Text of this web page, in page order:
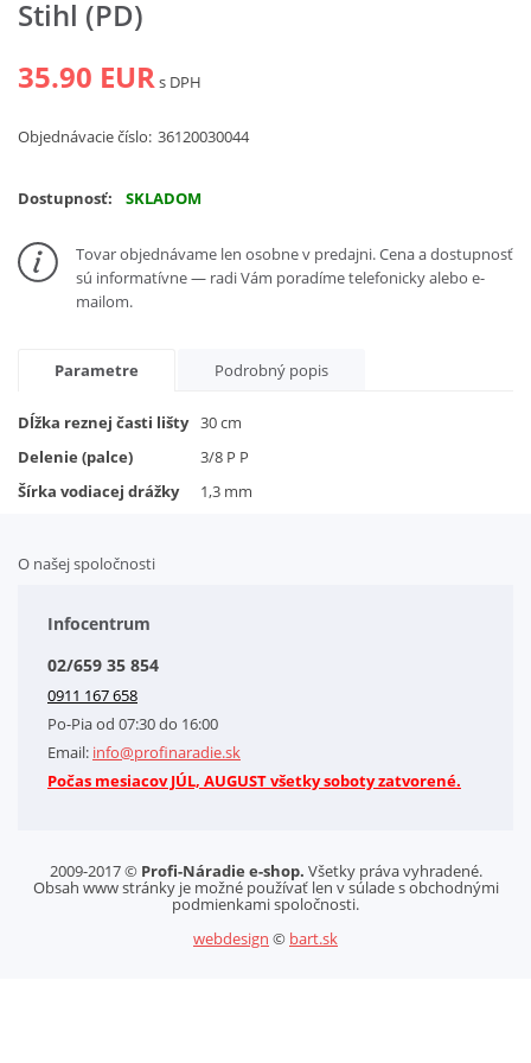
Stihl (PD)
35.90 EURs DPH
Objednávacie číslo: 36120030044
Dostupnosť: SKLADOM
Tovar objednávame len osobne v predajni. Cena a dostupnosť
sú informatívne — radi Vám poradíme telefonicky alebo e-
mailom.
Parametre Podrobný popis
Dĺžka reznej časti lišty 30 cm
Delenie (palce)
3/8 P P
Šírka vodiacej drážky
1,3 mm
O našej spoločnosti
Obchodné podmienky
Kontakt
Letáky na stiahnutie
GDPR-Informácie o spracovaní osobných údajov HQ Tools, spol. s r. o.
Cookies
Infocentrum
02/659 35 854
0911 167 658
Po-Pia od 07:30 do 16:00
Email: info@profinaradie.sk
Počas mesiacov JÚL, AUGUST všetky soboty zatvorené.
2009-2017 © Profi-Náradie e-shop. Všetky práva vyhradené.
Obsah www stránky je možné používať len v súlade s obchodnými
podmienkami spoločnosti.
webdesign © bart.sk